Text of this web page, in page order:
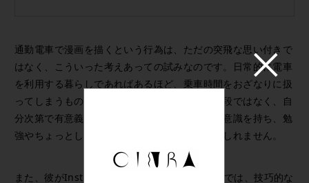
通勤電車で漫画を描くという行為は、ただの突飛な思い付きで
はなく、こういった考えあっての試みなのです。日常的に電車
を利用する暮らしであればあるほど、乗車時間をおざなりに扱
ってしまうもの。しかし、電車はただの移動手段ではなく、自
分次第で有意義なスペースに変わるのだという意識を持ち、勉
強やちょっとした作業などに励むのもいいかもしれません。
また、彼がInstagramに投稿している制作過程では、技巧的な